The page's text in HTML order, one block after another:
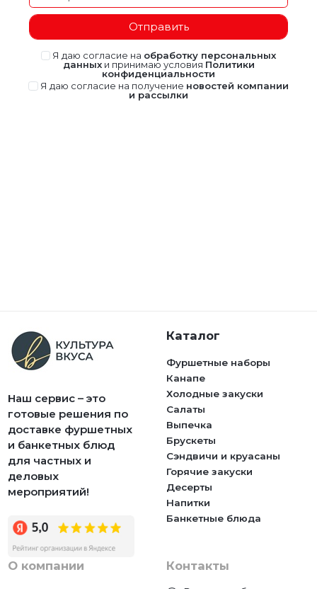
Отправить
Я даю согласие на обработку персональных
данныхи принимаю условия Политики
конфиденциальности
Я даю согласие на получение новостей компании
и рассылки
Наш сервис – это
готовые решения по
доставке фуршетных
и банкетных блюд
для частных и
деловых
мероприятий!
Каталог
Фуршетные наборы
Канапе
Холодные закуски
Салаты
Выпечка
Брускеты
Сэндвичи и круасаны
Горячие закуски
Десерты
Напитки
Банкетные блюда
О компании
Контакты